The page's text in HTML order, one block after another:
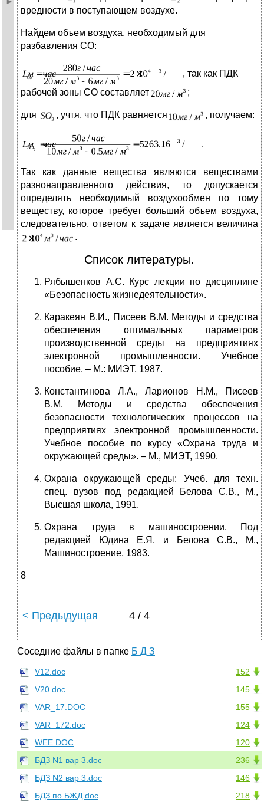
вредности в поступающем воздухе.
Найдем объем воздуха, необходимый для
разбавления СО:
, так как ПДК
рабочей зоны СО составляет
;
для , учтя, что ПДК равняется , получаем:
Так как данные вещества являются веществами
разнонаправленного действия, то допускается
определять необходимый воздухообмен по тому
веществу, которое требует больший объем воздуха,
следовательно, ответом к задаче является величина
.
Список литературы.
Рябышенков А.С. Курс лекции по дисциплине
«Безопасность жизнедеятельности».
Каракеян В.И., Писеев В.М. Методы и средства
обеспечения оптимальных параметров
производственной среды на предприятиях
электронной промышленности. Учебное
пособие. – М.: МИЭТ, 1987.
Константинова Л.А., Ларионов Н.М., Писеев
В.М. Методы и средства обеспечения
безопасности технологических процессов на
предприятиях электронной промышленности.
Учебное пособие по курсу «Охрана труда и
окружающей среды». – М., МИЭТ, 1990.
Охрана окружающей среды: Учеб. для техн.
спец. вузов под редакцией Белова С.В., М.,
Высшая школа, 1991.
Охрана труда в машиностроении. Под
редакцией Юдина Е.Я. и Белова С.В., М.,
Машиностроение, 1983.
8
< Предыдущая 4 / 4
Соседние файлы в папке Б Д З
152
V12.doc
145
V20.doc
155
VAR_17.DOC
124
VAR_172.doc
120
WEE.DOC
236
БДЗ N1 вар 3.doc
146
БДЗ N2 вар 3.doc
218
БДЗ по БЖД.doc